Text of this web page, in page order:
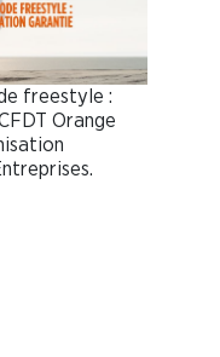
freestyle :
Orange